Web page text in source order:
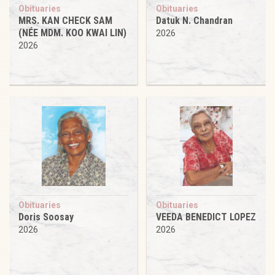
Obituaries
MRS. KAN CHECK SAM
(NÉE MDM. KOO KWAI LIN)
2026
Obituaries
Datuk N. Chandran
2026
Obituaries
Doris Soosay
2026
Obituaries
VEEDA BENEDICT LOPEZ
2026